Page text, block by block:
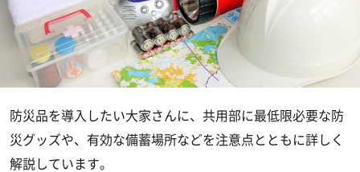
防災品を導入したい大家さんに、共用部に最低限必要な防
災グッズや、有効な備蓄場所などを注意点とともに詳しく
解説しています。